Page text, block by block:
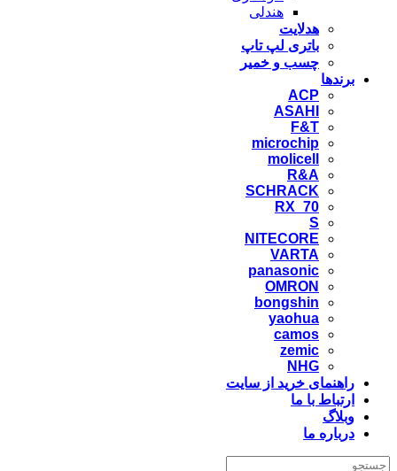
هندلی
هدلایت
باتری لپ تاپ
چسب و خمیر
برندها
ACP
ASAHI
F&T
microchip
molicell
R&A
SCHRACK
RX_70
S
NITECORE
VARTA
panasonic
OMRON
bongshin
yaohua
camos
zemic
NHG
راهنمای خرید از سایت
ارتباط با ما
وبلاگ
درباره ما